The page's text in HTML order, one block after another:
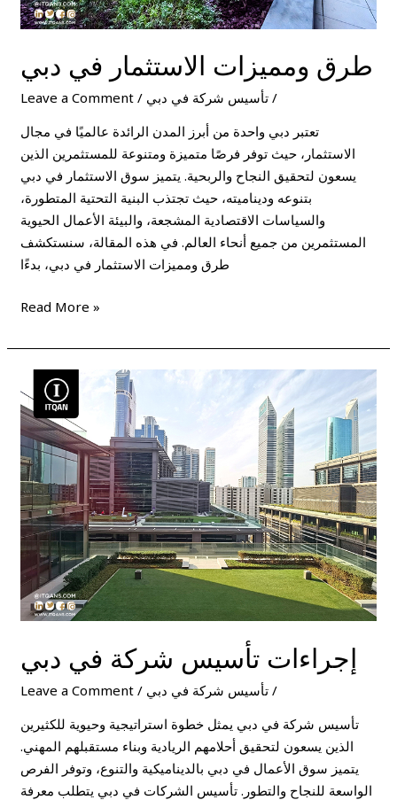
طرق ومميزات الاستثمار في دبي
Leave a Comment / تأسيس شركة في دبي /
تعتبر دبي واحدة من أبرز المدن الرائدة عالميًا في مجال
الاستثمار، حيث توفر فرصًا متميزة ومتنوعة للمستثمرين الذين
يسعون لتحقيق النجاح والربحية. يتميز سوق الاستثمار في دبي
بتنوعه وديناميته، حيث تجتذب البنية التحتية المتطورة،
والسياسات الاقتصادية المشجعة، والبيئة الأعمال الحيوية
المستثمرين من جميع أنحاء العالم. في هذه المقالة، سنستكشف
طرق ومميزات الاستثمار في دبي، بدءًا
Read More »
إجراءات تأسيس شركة في دبي
Leave a Comment / تأسيس شركة في دبي /
تأسيس شركة في دبي يمثل خطوة استراتيجية وحيوية للكثيرين
الذين يسعون لتحقيق أحلامهم الريادية وبناء مستقبلهم المهني.
يتميز سوق الأعمال في دبي بالديناميكية والتنوع، وتوفر الفرص
الواسعة للنجاح والتطور. تأسيس الشركات في دبي يتطلب معرفة
إجراءات
تأسيس
شركة
في
دبي